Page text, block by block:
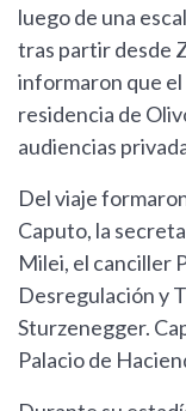
luego de una
tras partir desde
informaron que el
residencia de
audiencias
Del viaje
Caputo, la
Milei, el canciller
Desregulación y
Sturzenegger.
Palacio de